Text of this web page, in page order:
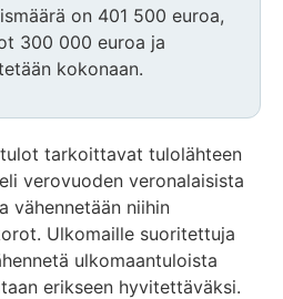
on 401 500 euroa,
300 000 euroa ja
kokonaan.
tarkoittavat tulolähteen
verovuoden veronalaisista
vähennetään niihin
Ulkomaille suoritettuja
ulkomaantuloista
erikseen hyvitettäväksi.